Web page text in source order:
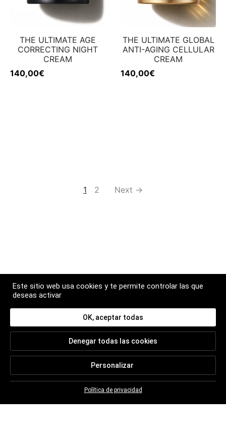
THE ULTIMATE AGE
CORRECTING NIGHT
CREAM
140,00€
THE ULTIMATE GLOBAL
ANTI-AGING CELLULAR
CREAM
140,00€
1 2 Next →
BOLETÍN
Suscríbase para seguir todas las noticias de
Este sitio web usa cookies y te permite controlar las que
deseas activar
OK, aceptar todas
Denegar todas las cookies
Personalizar
Política de privacidad